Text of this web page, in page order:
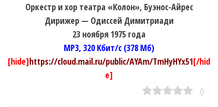
Оркестр и хор театра «Колон», Буэнос-Айрес
Дирижер — Одиссей Димитриади
23 ноября 1975 года
MP3, 320 Кбит/с (378 Мб)
[hide]https://cloud.mail.ru/public/AYAm/TmHyHYx51[/hid
e]
0